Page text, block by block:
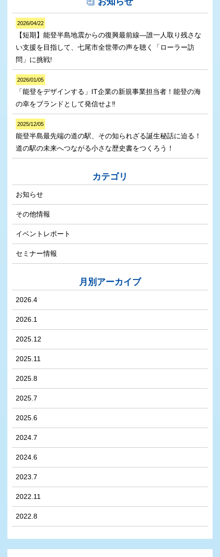
2026/04/22
【短期】能登半島地震からの復興最前線―誰一人取り残さな
い支援を目指して、七尾市全世帯の声を聴く「ローラー訪
問」に挑戦!
2026/01/05
「能登をデザインする」IT企業の新規事業担当者！能登の海
の幸をブランドとして発信せよ‼
2025/12/05
能登半島最先端の道の駅、その知られざる誕生秘話に迫る！
道の駅の未来へつながる小さな歴史書をつくろう！
カテゴリ
お知らせ
その他情報
イベントレポート
セミナー情報
月別アーカイブ
2026.4
2026.1
2025.12
2025.11
2025.8
2025.7
2025.6
2024.7
2024.6
2023.7
2022.11
2022.8